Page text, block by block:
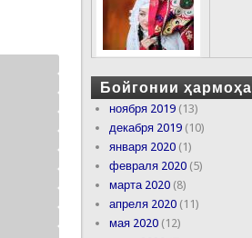
Бойгонии ҳармоҳа
ноября 2019(13)
декабря 2019(10)
января 2020(1)
февраля 2020(5)
марта 2020(8)
апреля 2020(11)
мая 2020(12)